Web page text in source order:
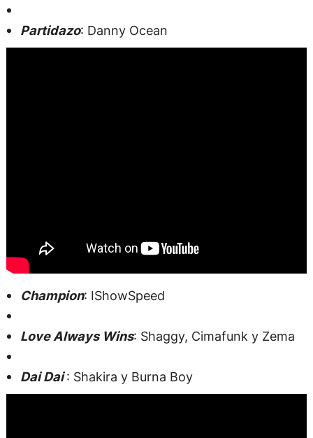
Partidazo: Danny Ocean
Champion: IShowSpeed
Love Always Wins: Shaggy, Cimafunk y Zema
Dai Dai: Shakira y Burna Boy